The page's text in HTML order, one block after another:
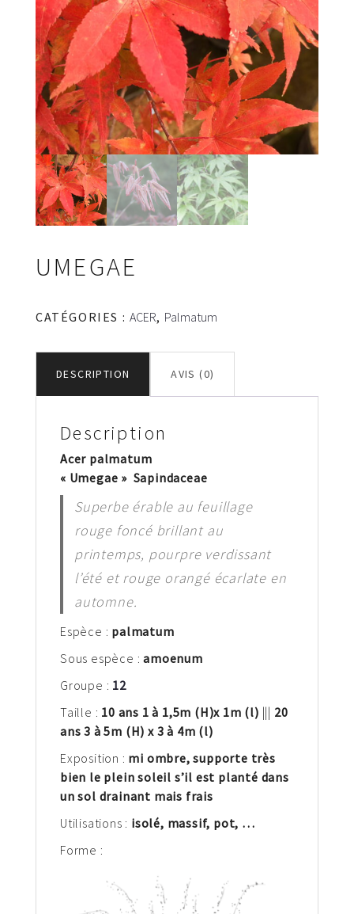
UMEGAE
CATÉGORIES : ACER, Palmatum
DESCRIPTION AVIS (0)
Description
Acer palmatum
« Umegae » Sapindaceae
Superbe érable au feuillage
rouge foncé brillant au
printemps, pourpre verdissant
l’été et rouge orangé écarlate en
automne.
Espèce : palmatum
Sous espèce :amoenum
Groupe : 12
Taille : 10 ans 1 à 1,5m (H)x 1m (l) ||| 20
ans 3 à 5m (H) x 3 à 4m (l)
Exposition : mi ombre, supporte très
bien le plein soleil s’il est planté dans
un sol drainant mais frais
Utilisations : isolé, massif, pot, …
Forme :